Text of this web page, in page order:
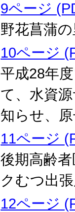
9ページ
野花菖蒲
10ページ
平成28年
て、水資
知らせ、
11ページ
後期高齢
クむつ出
12ページ